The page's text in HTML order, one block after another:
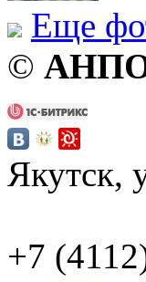
Еще
©
+7